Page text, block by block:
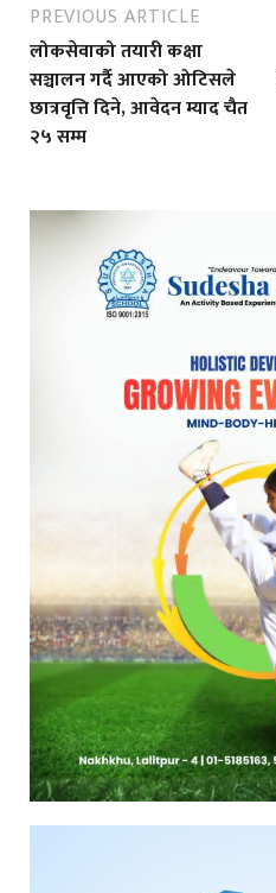
PREVIOUS ARTICLE
लोकसेवाको तयारी कक्षा
सञ्चालन गर्दै आएको ओटिसले
छात्रवृत्ति दिने, आवेदन म्याद चैत
२५ सम्म